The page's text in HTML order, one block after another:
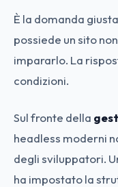
È la domanda
possiede un sito
impararlo. La
condizioni.
Sul fronte della
headless moderni
degli sviluppatori.
ha impostato la